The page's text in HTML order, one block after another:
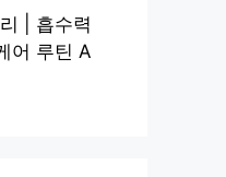
| 흡수력
어 루틴 A